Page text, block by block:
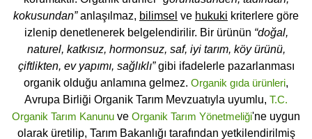
kokusundan”anlaşılmaz, bilimsel ve hukuki kriterlere göre
izlenip denetlenerek belgelendirilir. Bir ürünün “doğal,
naturel, katkısız, hormonsuz, saf, iyi tarım, köy ürünü,
çiftlikten, ev yapımı, sağlıklı”gibi ifadelerle pazarlanması
organik olduğu anlamına gelmez. Organik gıda ürünleri,
Avrupa Birliği Organik Tarım Mevzuatıyla uyumlu, T.C.
Organik Tarım Kanunu ve Organik Tarım Yönetmeliği'ne uygun
olarak üretilip, Tarım Bakanlığı tarafından yetkilendirilmiş